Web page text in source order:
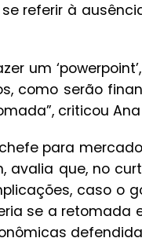
referir à
um
como serão
criticou
para
avalia que, no
caso o
se a retomada